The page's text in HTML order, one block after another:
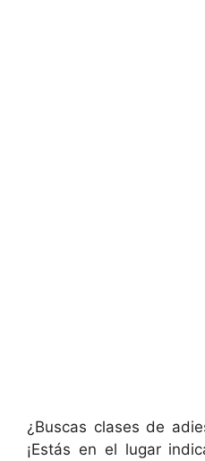
¿Buscas clases de
¡Estás en el lugar